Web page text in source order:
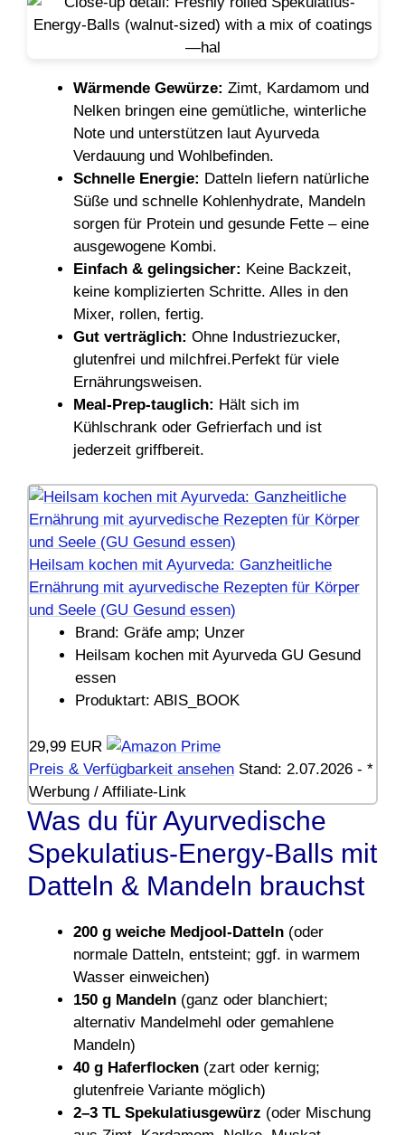
Wärmende Gewürze: Zimt, Kardamom und
Nelken bringen eine gemütliche, winterliche
Note und unterstützen laut Ayurveda
Verdauung und Wohlbefinden.
Schnelle Energie: Datteln liefern natürliche
Süße und schnelle Kohlenhydrate, Mandeln
sorgen für Protein und gesunde Fette – eine
ausgewogene Kombi.
Einfach & gelingsicher: Keine Backzeit,
keine komplizierten Schritte. Alles in den
Mixer, rollen, fertig.
Gut verträglich: Ohne Industriezucker,
glutenfrei und milchfrei.Perfekt für viele
Ernährungsweisen.
Meal-Prep-tauglich: Hält sich im
Kühlschrank oder Gefrierfach und ist
jederzeit griffbereit.
Heilsam kochen mit Ayurveda: Ganzheitliche
Ernährung mit ayurvedische Rezepten für Körper
und Seele (GU Gesund essen)
Brand: Gräfe amp; Unzer
Heilsam kochen mit Ayurveda GU Gesund
essen
Produktart: ABIS_BOOK
29,99 EUR
Preis & Verfügbarkeit ansehen Stand: 2.07.2026 - *
Werbung / Affiliate-Link
Was du für Ayurvedische
Spekulatius-Energy-Balls mit
Datteln & Mandeln brauchst
200 g weiche Medjool-Datteln (oder
normale Datteln, entsteint; ggf. in warmem
Wasser einweichen)
150 g Mandeln (ganz oder blanchiert;
alternativ Mandelmehl oder gemahlene
Mandeln)
40 g Haferflocken (zart oder kernig;
glutenfreie Variante möglich)
2–3 TL Spekulatiusgewürz (oder Mischung